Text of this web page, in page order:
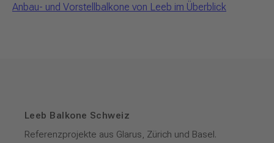
Anbau- und Vorstellbalkone von Leeb im Überblick
Leeb Balkone Schweiz
Referenzprojekte aus Glarus, Zürich und Basel.